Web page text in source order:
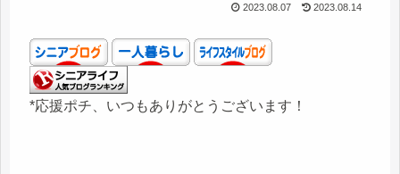
2023.08.07 2023.08.14
*応援ポチ、いつもありがとうございます！